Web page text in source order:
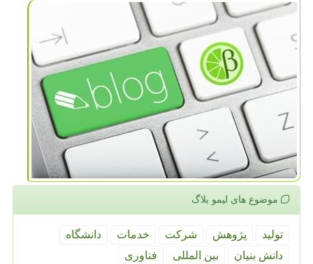
موضوع های لیمو بلاگ
تولید پژوهش شركت خدمات
دانشگاه
دانش بنیان
بین المللی فناوری